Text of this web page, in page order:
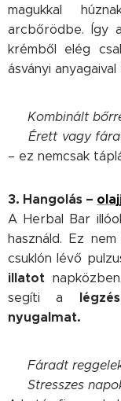
magukkal
arcbőrödbe. Így
krémből elég
ásványi
Kombinált
Érett vagy
– ez nemcsak
3. Hangolás – olaj
A Herbal Bar
használd. Ez
csuklón lévő
illatot
segíti a
nyugalmat.
Fáradt
Stresszes